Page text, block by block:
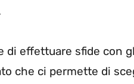
di effettuare sfide con
che ci permette di